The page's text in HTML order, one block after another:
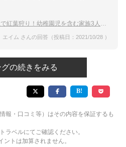
狩り！幼稚園児を含む家族3人でリーズナブルに泊まれる宿
エイム さんの回答（投稿日：2021/10/28 ）
の続きをみる
報・口コミ等）はその内容を保証するも
ラベルにてご確認ください。
トは加算されません。